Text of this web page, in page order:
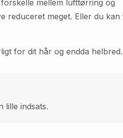
mellem lufttørring og
reduceret meget. Eller du
for dit hår og endda helbred.
lille indsats.